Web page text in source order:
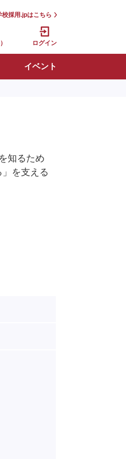
校採用.jpはこちら
ログイン
イベント
知るため
を支える